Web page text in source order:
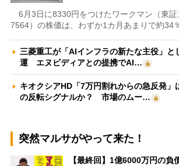
6月3日に8330円をつけたワークマン（東証
7564）の株価は、わずか1カ月あまりで約34
三菱重工が「AIインフラの新たな主役」と
運 エヌビディアとの提携でAI…
キオクシアHD「7万円割れからの急反発」
の反転シグナルか？ 市場のムー…
突然マルサがやって来た！
【最終回】1億6000万円の負